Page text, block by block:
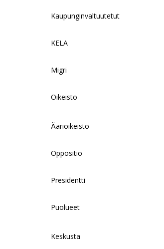
Kaupunginvaltuutetut
KELA
Migri
Oikeisto
Äärioikeisto
Oppositio
Presidentti
Puolueet
Keskusta